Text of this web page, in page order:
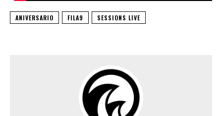
ANIVERSARIO FILA9 SESSIONS LIVE